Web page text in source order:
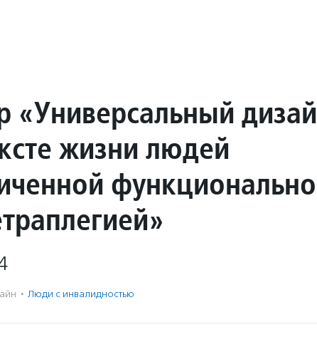
«Универсальный
жизни людей
· Люди с инвалидностью